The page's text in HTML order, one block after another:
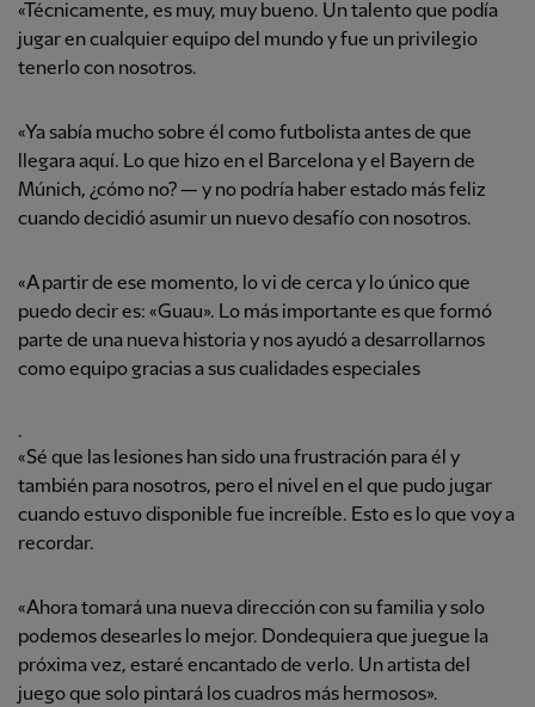
«Técnicamente, es muy, muy bueno. Un talento que podía
jugar en cualquier equipo del mundo y fue un privilegio
tenerlo con nosotros.
«Ya sabía mucho sobre él como futbolista antes de que
llegara aquí. Lo que hizo en el Barcelona y el Bayern de
Múnich, ¿cómo no? — y no podría haber estado más feliz
cuando decidió asumir un nuevo desafío con nosotros.
«A partir de ese momento, lo vi de cerca y lo único que
puedo decir es: «Guau». Lo más importante es que formó
parte de una nueva historia y nos ayudó a desarrollarnos
como equipo gracias a sus cualidades especiales
.
«Sé que las lesiones han sido una frustración para él y
también para nosotros, pero el nivel en el que pudo jugar
cuando estuvo disponible fue increíble. Esto es lo que voy a
recordar.
«Ahora tomará una nueva dirección con su familia y solo
podemos desearles lo mejor. Dondequiera que juegue la
próxima vez, estaré encantado de verlo. Un artista del
juego que solo pintará los cuadros más hermosos».